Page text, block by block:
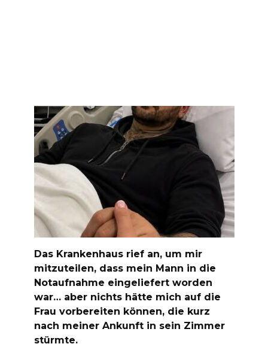
Das Krankenhaus rief an, um mir
mitzuteilen, dass mein Mann in die
Notaufnahme eingeliefert worden
war… aber nichts hätte mich auf die
Frau vorbereiten können, die kurz
nach meiner Ankunft in sein Zimmer
stürmte.